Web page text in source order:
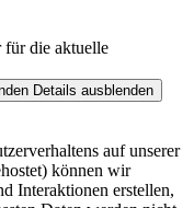
für die aktuelle
Details ausblenden
auf unserer
können wir
Interaktionen erstellen,